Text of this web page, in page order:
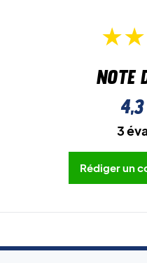
Note
4,3
3
Rédiger un